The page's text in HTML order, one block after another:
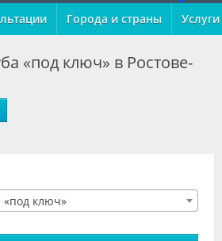
Города и страны Услуги
«под ключ» в Ростове-
«под ключ»